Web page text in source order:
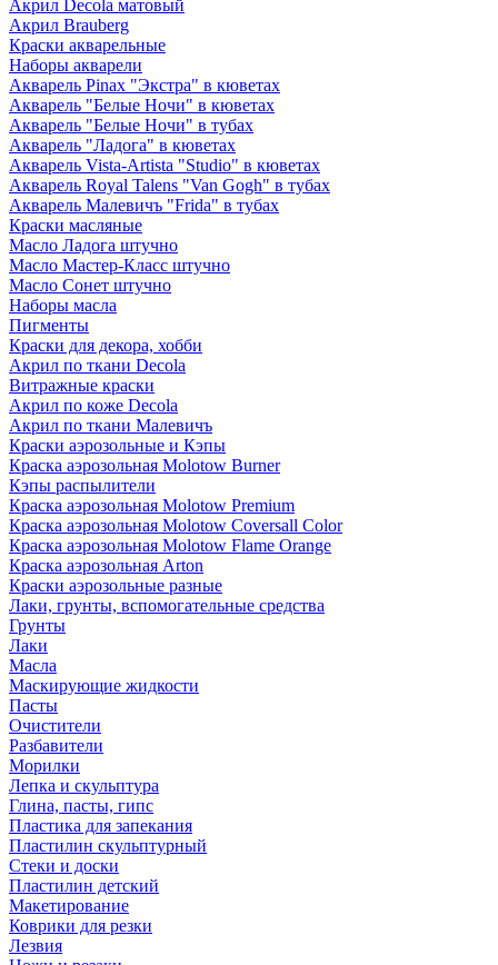
Акрил Decola матовый
Акрил Brauberg
Краски акварельные
Наборы акварели
Акварель Pinax "Экстра" в кюветах
Акварель "Белые Ночи" в кюветах
Акварель "Белые Ночи" в тубах
Акварель "Ладога" в кюветах
Акварель Vista-Artista "Studio" в кюветах
Акварель Royal Talens "Van Gogh" в тубах
Акварель Малевичъ "Frida" в тубах
Краски масляные
Масло Ладога штучно
Масло Мастер-Класс штучно
Масло Сонет штучно
Наборы масла
Пигменты
Краски для декора, хобби
Акрил по ткани Decola
Витражные краски
Акрил по коже Decola
Акрил по ткани Малевичъ
Краски аэрозольные и Кэпы
Краска аэрозольная Molotow Burner
Кэпы распылители
Краска аэрозольная Molotow Premium
Краска аэрозольная Molotow Coversall Color
Краска аэрозольная Molotow Flame Orange
Краска аэрозольная Arton
Краски аэрозольные разные
Лаки, грунты, вспомогательные средства
Грунты
Лаки
Масла
Маскирующие жидкости
Пасты
Очистители
Разбавители
Морилки
Лепка и скульптура
Глина, пасты, гипс
Пластика для запекания
Пластилин скульптурный
Стеки и доски
Пластилин детский
Макетирование
Коврики для резки
Лезвия